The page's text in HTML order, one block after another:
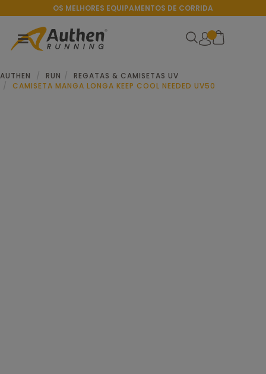
OS MELHORES EQUIPAMENTOS DE CORRIDA
AUTHEN RUN
REGATAS & CAMISETAS UV
CAMISETA MANGA LONGA KEEP COOL NEEDED UV50